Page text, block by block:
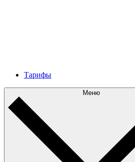
Тарифы
Меню